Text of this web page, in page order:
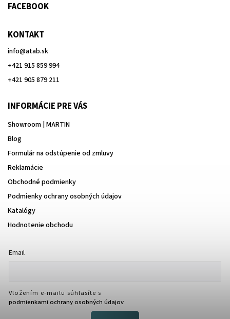
FACEBOOK
KONTAKT
info@atab.sk
+421 915 859 994
+421 905 879 211
INFORMÁCIE PRE VÁS
Showroom | MARTIN
Blog
Formulár na odstúpenie od zmluvy
Reklamácie
Obchodné podmienky
Podmienky ochrany osobných údajov
Katalógy
Hodnotenie obchodu
Email
Vložením e-mailu súhlasíte s
podmienkami ochrany osobných údajov